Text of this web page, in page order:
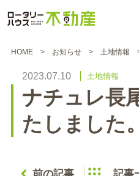
HOME お知らせ 土地情報
2023.07.10 土地情報
ナチュレ長
たしました。